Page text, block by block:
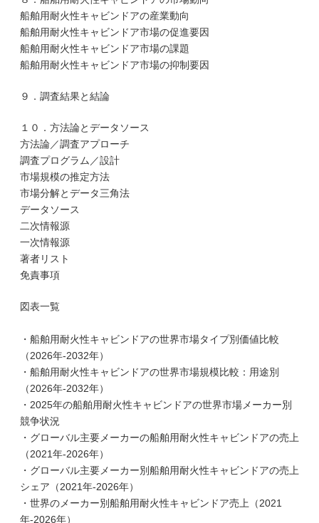
船舶用耐火性キャビンドアの産業動向
船舶用耐火性キャビンドア市場の促進要因
船舶用耐火性キャビンドア市場の課題
船舶用耐火性キャビンドア市場の抑制要因
９．調査結果と結論
１０．方法論とデータソース
方法論／調査アプローチ
調査プログラム／設計
市場規模の推定方法
市場分解とデータ三角法
データソース
二次情報源
一次情報源
著者リスト
免責事項
図表一覧
・船舶用耐火性キャビンドアの世界市場タイプ別価値比較
（2026年-2032年）
・船舶用耐火性キャビンドアの世界市場規模比較：用途別
（2026年-2032年）
・2025年の船舶用耐火性キャビンドアの世界市場メーカー別
競争状況
・グローバル主要メーカーの船舶用耐火性キャビンドアの売上
（2021年-2026年）
・グローバル主要メーカー別船舶用耐火性キャビンドアの売上
シェア（2021年-2026年）
・世界のメーカー別船舶用耐火性キャビンドア売上（2021
年-2026年）